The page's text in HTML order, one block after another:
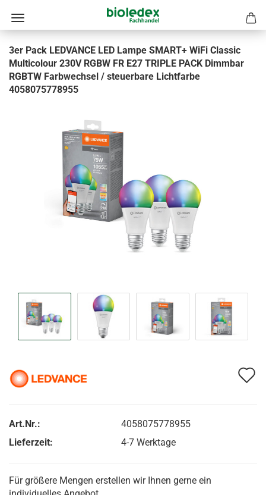
3er Pack LEDVANCE LED Lampe SMART+ WiFi Classic
Multicolour 230V RGBW FR E27 TRIPLE PACK Dimmbar
RGBTW Farbwechsel / steuerbare Lichtfarbe
4058075778955
Art.Nr.:
4058075778955
Lieferzeit:
4-7 Werktage
Für größere Mengen erstellen wir Ihnen gerne ein